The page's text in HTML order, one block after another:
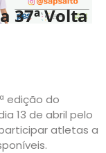
37ª Volta
edição do
13 de abril pelo
atletas a